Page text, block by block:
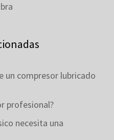
un compresor lubricado
profesional?
necesita una